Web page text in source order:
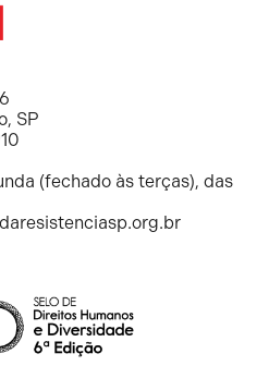
SP
(fechado às terças), das